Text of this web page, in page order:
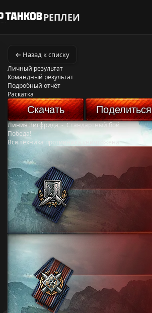
РЕПЛЕИ
← Назад к списку
Личный результат
Командный результат
Подробный отчёт
Раскатка
Скачать Поделиться
Линия Зигфрида-Стандартный бой
Победа!
Вся техника противника уничтожена